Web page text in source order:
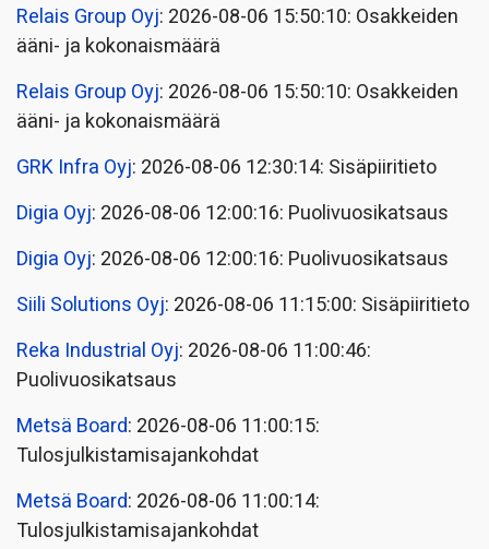
Relais Group Oyj: 2026-08-06 15:50:10: Osakkeiden
ääni- ja kokonaismäärä
Relais Group Oyj: 2026-08-06 15:50:10: Osakkeiden
ääni- ja kokonaismäärä
GRK Infra Oyj: 2026-08-06 12:30:14: Sisäpiiritieto
Digia Oyj: 2026-08-06 12:00:16: Puolivuosikatsaus
Digia Oyj: 2026-08-06 12:00:16: Puolivuosikatsaus
Siili Solutions Oyj: 2026-08-06 11:15:00: Sisäpiiritieto
Reka Industrial Oyj: 2026-08-06 11:00:46:
Puolivuosikatsaus
Metsä Board: 2026-08-06 11:00:15:
Tulosjulkistamisajankohdat
Metsä Board: 2026-08-06 11:00:14:
Tulosjulkistamisajankohdat